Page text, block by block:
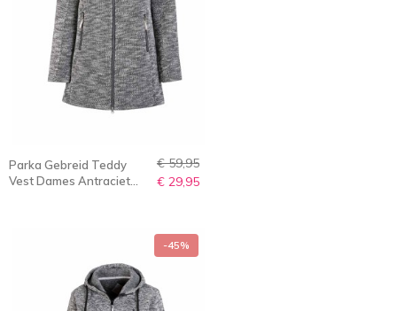
Parka Gebreid Teddy
Vest Dames Antraciet
€ 59,95
€ 29,95
-45%